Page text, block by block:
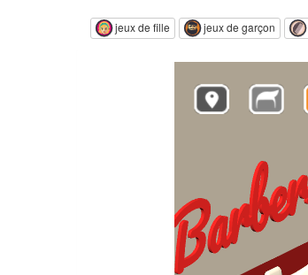
jeux de fille jeux de garçon